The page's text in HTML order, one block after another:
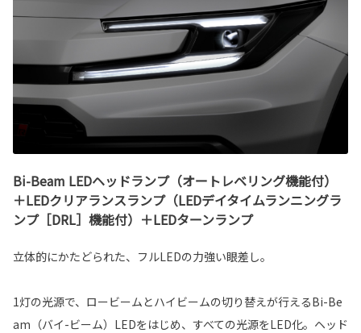
Bi-Beam LEDヘッドランプ（オートレベリング機能付）
＋LEDクリアランスランプ（LEDデイタイムランニングラ
ンプ［DRL］機能付）＋LEDターンランプ
立体的にかたどられた、フルLEDの力強い眼差し。
1灯の光源で、ロービームとハイビームの切り替えが行えるBi-Be
am（バイ-ビーム）LEDをはじめ、すべての光源をLED化。ヘッド